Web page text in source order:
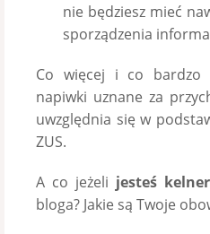
nie będziesz mieć
sporządzenia
Co więcej i co bardzo
napiwki uznane za
uwzględnia się w
ZUS.
A co jeżeli jesteś
bloga? Jakie są Twoje